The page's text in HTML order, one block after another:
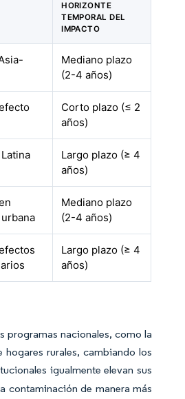
HORIZONTE
TEMPORAL DEL
IMPACTO
Mediano plazo
(2-4 años)
Corto plazo (≤ 2
años)
Largo plazo (≥ 4
años)
Mediano plazo
(2-4 años)
Largo plazo (≥ 4
años)
programas nacionales, como la
rurales, cambiando los
igualmente elevan sus
contaminación de manera más